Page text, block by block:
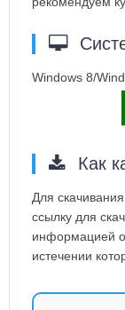
Windows 8/
Как
Для
ссылку для
информацией
истечении